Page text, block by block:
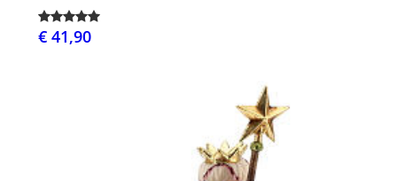
€ 41,90